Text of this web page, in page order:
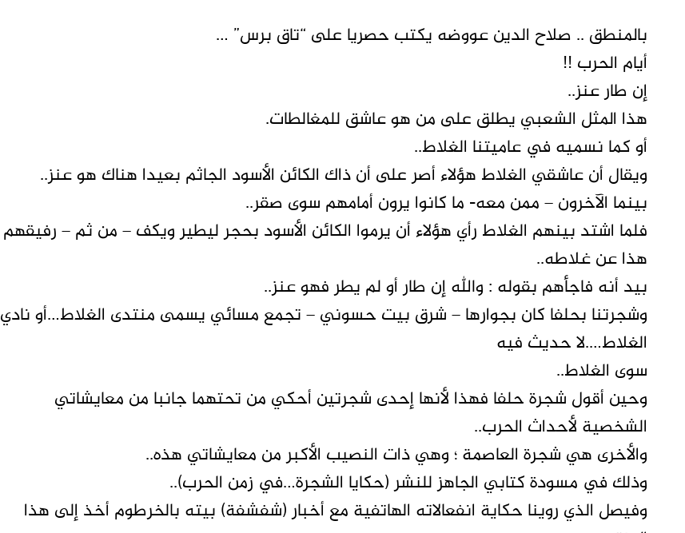
بالمنطق .. صلاح الدين عووضه يكتب حصريا على “تاق برس” …
أيام الحرب !!
إن طار عنز..
هذا المثل الشعبي يطلق على من هو عاشق للمغالطات.
أو كما نسميه في عاميتنا الغلاط..
ويقال أن عاشقي الغلاط هؤلاء أصر على أن ذاك الكائن الأسود الجاثم بعيدا هناك هو عنز..
بينما الآخرون – ممن معه- ما كانوا يرون أمامهم سوى صقر..
فلما اشتد بينهم الغلاط رأي هؤلاء أن يرموا الكائن الأسود بحجر ليطير ويكف – من ثم – رفيقهم
هذا عن غلاطه..
بيد أنه فاجأهم بقوله : والله إن طار أو لم يطر فهو عنز..
وشجرتنا بحلفا كان بجوارها – شرق بيت حسوني – تجمع مسائي يسمى منتدى الغلاط…أو نادي
الغلاط….لا حديث فيه
سوى الغلاط..
وحين أقول شجرة حلفا فهذا لأنها إحدى شجرتين أحكي من تحتهما جانبا من معايشاتي
الشخصية لأحداث الحرب..
والأخرى هي شجرة العاصمة ؛ وهي ذات النصيب الأكبر من معايشاتي هذه..
وذلك في مسودة كتابي الجاهز للنشر (حكايا الشجرة…في زمن الحرب)..
وفيصل الذي روينا حكاية انفعالاته الهاتفية مع أخبار (شفشفة) بيته بالخرطوم أخذ إلى هذا